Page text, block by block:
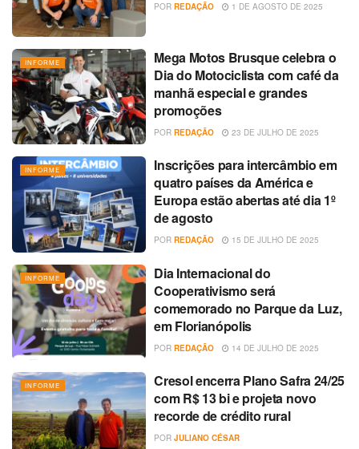
POR REDAÇÃO 1 DE AGOSTO DE 2025
INFORME
Mega Motos Brusque celebra o
Dia do Motociclista com café da
manhã especial e grandes
promoções
POR REDAÇÃO 23 DE JULHO DE 2025
INFORME
Inscrições para intercâmbio em
quatro países da América e
Europa estão abertas até dia 1º
de agosto
POR REDAÇÃO 15 DE JULHO DE 2025
INFORME
Dia Internacional do
Cooperativismo será
comemorado no Parque da Luz,
em Florianópolis
POR REDAÇÃO 14 DE JULHO DE 2025
INFORME
Cresol encerra Plano Safra 24/25
com R$ 13 bi e projeta novo
recorde de crédito rural
POR JULIANO CÉSAR